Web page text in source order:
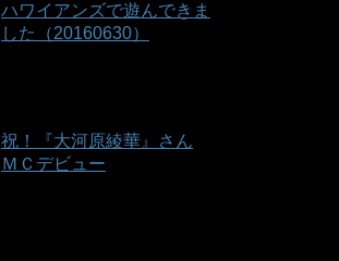
ハワイアンズで遊んできま
した（20160630）
祝！『大河原綾華』さん
ＭＣデビュー